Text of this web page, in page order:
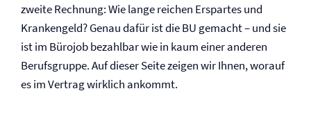
zweite Rechnung: Wie lange reichen Erspartes und
Krankengeld? Genau dafür ist die BU gemacht – und sie
ist im Bürojob bezahlbar wie in kaum einer anderen
Berufsgruppe. Auf dieser Seite zeigen wir Ihnen, worauf
es im Vertrag wirklich ankommt.